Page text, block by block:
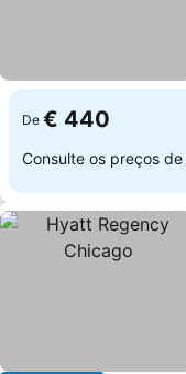
De € 440
Consulte os preços de